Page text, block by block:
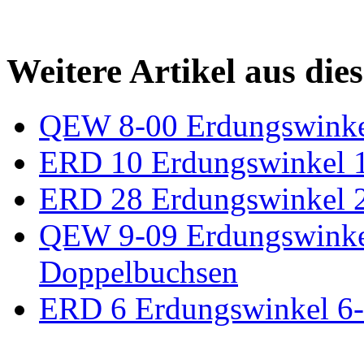
Weitere Artikel aus
QEW 8-00
ERD 10 Erdungswinkel
ERD 28 Erdungswinkel
QEW 9-09
Doppelbuchsen
ERD 6 Erdungswinkel